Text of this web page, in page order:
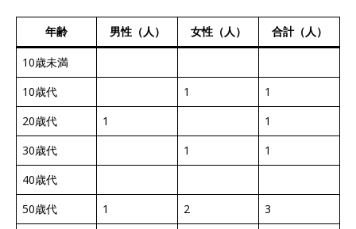
年齢 男性（人） 女性（人） 合計（人）
10歳未満
10歳代
1
1
20歳代
1
1
30歳代
1
1
40歳代
50歳代
1 2
3